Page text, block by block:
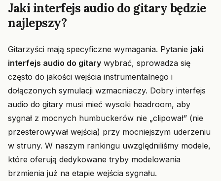
Jaki interfejs audio do gitary będzie
najlepszy?
Gitarzyści mają specyficzne wymagania. Pytanie jaki
interfejs audio do gitary wybrać, sprowadza się
często do jakości wejścia instrumentalnego i
dołączonych symulacji wzmacniaczy. Dobry interfejs
audio do gitary musi mieć wysoki headroom, aby
sygnał z mocnych humbuckerów nie „clipował” (nie
przesterowywał wejścia) przy mocniejszym uderzeniu
w struny. W naszym rankingu uwzględniliśmy modele,
które oferują dedykowane tryby modelowania
brzmienia już na etapie wejścia sygnału.